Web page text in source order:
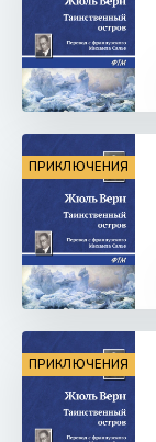
ПРИКЛЮЧЕНИЯ
ПРИКЛЮЧЕНИЯ